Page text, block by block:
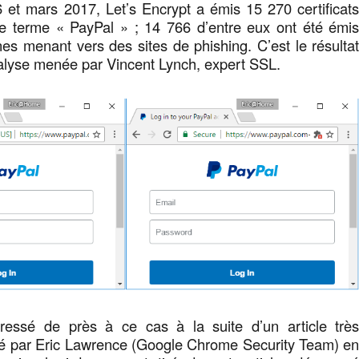
et mars 2017, Let’s Encrypt a émis 15 270 certificats
terme « PayPal » ; 14 766 d’entre eux ont été émis
menant vers des sites de phishing. C’est le résultat
menée par Vincent Lynch, expert SSL.
de près à ce cas à la suite d’un article très
par Eric Lawrence (Google Chrome Security Team) en